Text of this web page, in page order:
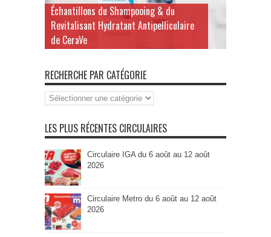
Échantillons du Shampooing & du
Revitalisant Hydratant Antipelliculaire
de CeraVe
RECHERCHE PAR CATÉGORIE
Recherche
par
LES PLUS RÉCENTES CIRCULAIRES
Circulaire IGA du 6 août au 12 août
2026
Circulaire Metro du 6 août au 12 août
2026